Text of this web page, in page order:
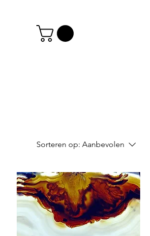
Sorteren op: Aanbevolen